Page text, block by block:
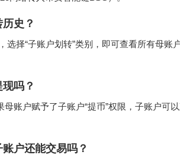
史？
选择“子账户划转”类别，即可查看所有母
吗？
账户赋予了子账户“提币”权限，子账户可
户还能交易吗？